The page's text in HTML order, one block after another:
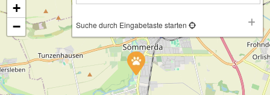
+
−
Suche durch Eingabetaste starten